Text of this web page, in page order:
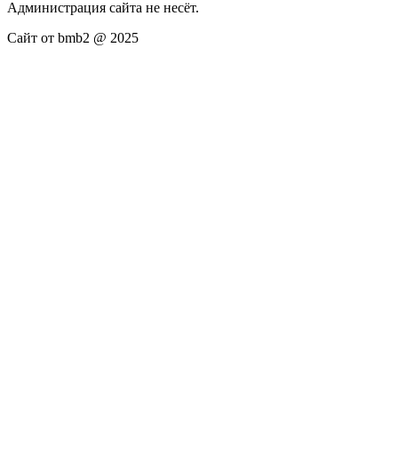
Администрация сайта не несёт.
Сайт от bmb2 @ 2025